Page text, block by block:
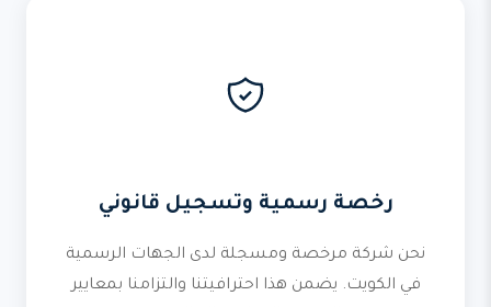
رخصة رسمية وتسجيل قانوني
نحن شركة مرخصة ومسجلة لدى الجهات الرسمية
في الكويت. يضمن هذا احترافيتنا والتزامنا بمعايير